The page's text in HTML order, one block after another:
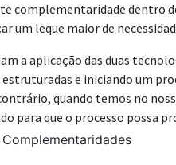
complementaridade dentro
um leque maior de
a aplicação das duas
e iniciando um
quando temos no
que o processo possa